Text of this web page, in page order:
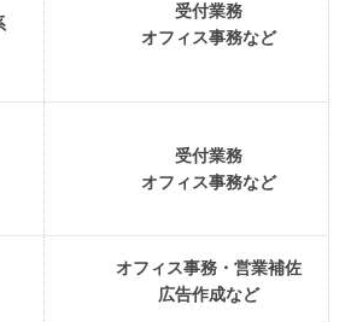
受付業務
オフィス事務など
受付業務
オフィス事務など
オフィス事務・営業補佐
広告作成など